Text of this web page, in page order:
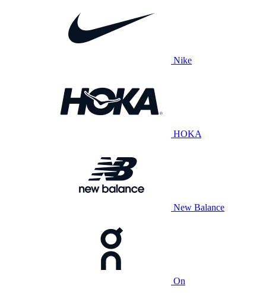
Nike
HOKA
New Balance
On